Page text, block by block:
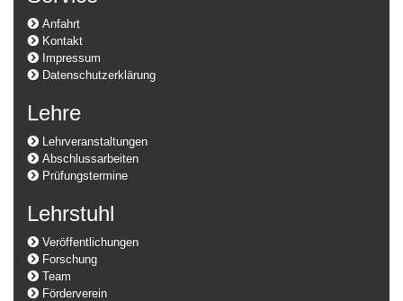
Anfahrt
Kontakt
Impressum
Datenschutzerklärung
Lehre
Lehrveranstaltungen
Abschlussarbeiten
Prüfungstermine
Lehrstuhl
Veröffentlichungen
Forschung
Team
Förderverein